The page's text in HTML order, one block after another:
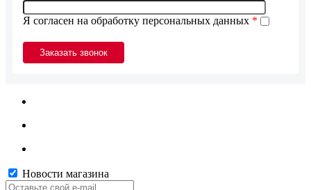
Я согласен на обработку персональных данных *
Новости магазина